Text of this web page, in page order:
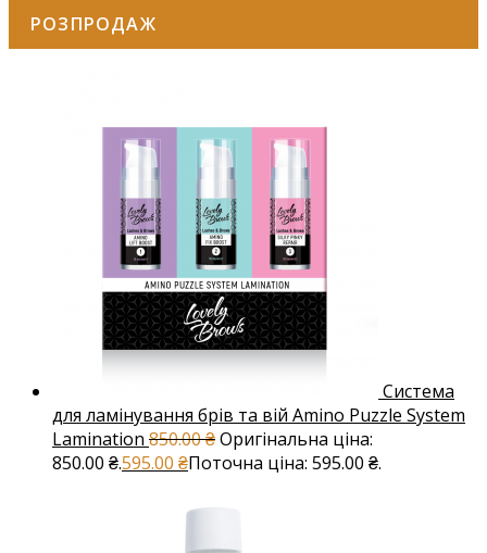
РОЗПРОДАЖ
Система
для ламінування брів та вій Amino Puzzle System
Lamination 850.00₴Оригінальна ціна:
850.00 ₴.595.00 ₴Поточна ціна: 595.00 ₴.